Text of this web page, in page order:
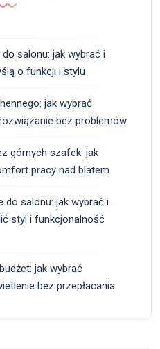
salonu: jak wybrać i
o funkcji i stylu
jak wybrać
bez problemów
górnych szafek: jak
pracy nad blatem
do salonu: jak wybrać i
styl i funkcjonalność
jak wybrać
bez przepłacania